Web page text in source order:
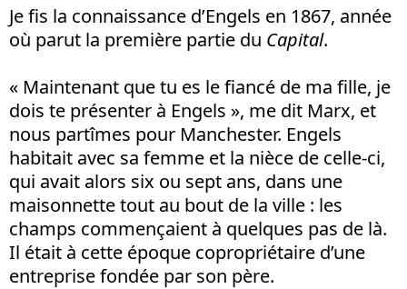
Je fis la connaissance d’Engels en 1867, année
où parut la première partie du Capital.
« Maintenant que tu es le fiancé de ma fille, je
dois te présenter à Engels », me dit Marx, et
nous partîmes pour Manchester. Engels
habitait avec sa femme et la nièce de celle-ci,
qui avait alors six ou sept ans, dans une
maisonnette tout au bout de la ville : les
champs commençaient à quelques pas de là.
Il était à cette époque copropriétaire d’une
entreprise fondée par son père.